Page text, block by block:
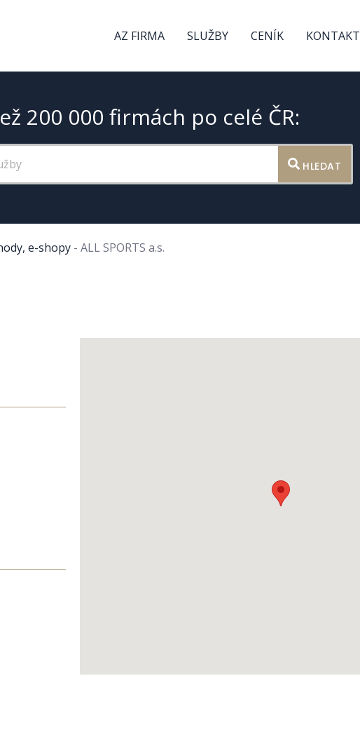
AZ FIRMA SLUŽBY CENÍK KONTAKT
200 000 firmách po celé ČR:
HLEDAT
e-shopy - ALL SPORTS a.s.